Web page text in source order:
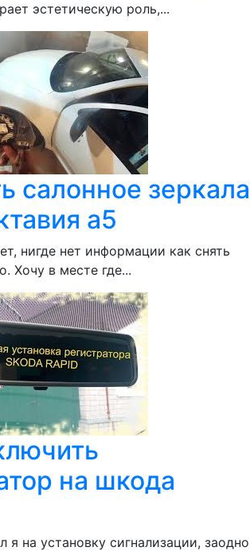
эстетическую роль,...
салонное зеркала
а5
нигде нет информации как снять
Хочу в месте где...
на шкода
я на установку сигнализации, заодно